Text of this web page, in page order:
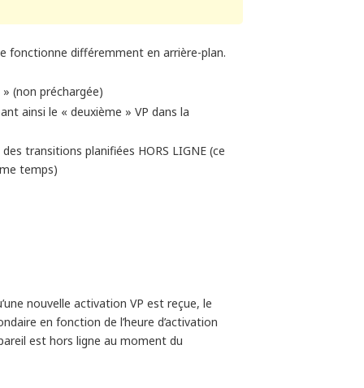
fonctionne différemment en arrière-plan.
(non préchargée)
ainsi le « deuxième » VP dans la
transitions planifiées HORS LIGNE (ce
temps)
nouvelle activation VP est reçue, le
en fonction de l’heure d’activation
est hors ligne au moment du